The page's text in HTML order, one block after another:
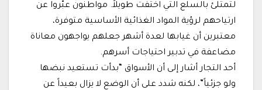
لتمتلئ بالسلع التي اختفت طويلاً. مواطنون عبّروا عن
ارتياحهم لرؤية المواد الغذائية الأساسية متوفرة،
معتبرين أن غيابها لعدة أشهر جعلهم يواجهون معاناة
مضاعفة في تدبير احتياجات أسرهم.
أحد التجار أشار إلى أن الأسواق “بدأت تستعيد نبضها
ولو جزئياً”، لكنه شدد على أن الوضع لا يزال بعيداً عن